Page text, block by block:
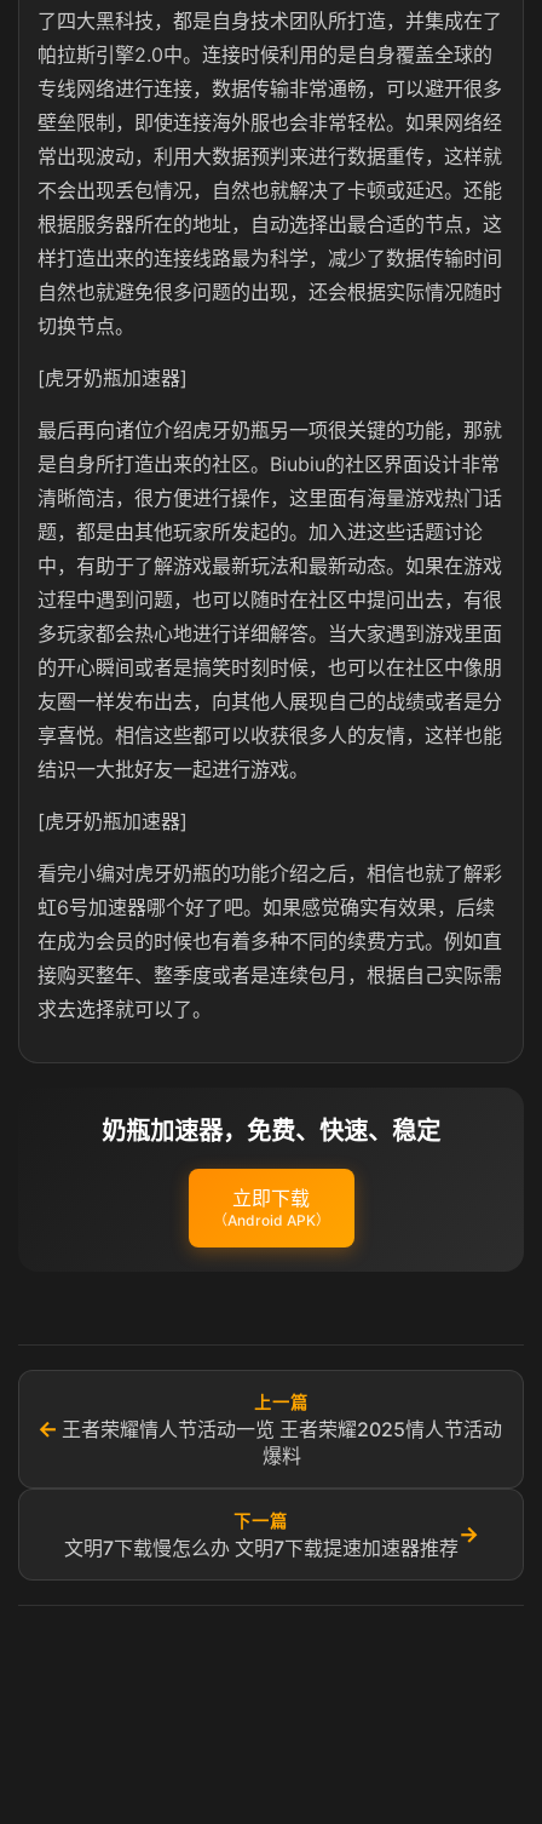
了四大黑科技，都是自身技术团队所打造，并集成在了
帕拉斯引擎2.0中。连接时候利用的是自身覆盖全球的
专线网络进行连接，数据传输非常通畅，可以避开很多
壁垒限制，即使连接海外服也会非常轻松。如果网络经
常出现波动，利用大数据预判来进行数据重传，这样就
不会出现丢包情况，自然也就解决了卡顿或延迟。还能
根据服务器所在的地址，自动选择出最合适的节点，这
样打造出来的连接线路最为科学，减少了数据传输时间
自然也就避免很多问题的出现，还会根据实际情况随时
切换节点。
[虎牙奶瓶加速器]
最后再向诸位介绍虎牙奶瓶另一项很关键的功能，那就
是自身所打造出来的社区。Biubiu的社区界面设计非常
清晰简洁，很方便进行操作，这里面有海量游戏热门话
题，都是由其他玩家所发起的。加入进这些话题讨论
中，有助于了解游戏最新玩法和最新动态。如果在游戏
过程中遇到问题，也可以随时在社区中提问出去，有很
多玩家都会热心地进行详细解答。当大家遇到游戏里面
的开心瞬间或者是搞笑时刻时候，也可以在社区中像朋
友圈一样发布出去，向其他人展现自己的战绩或者是分
享喜悦。相信这些都可以收获很多人的友情，这样也能
结识一大批好友一起进行游戏。
[虎牙奶瓶加速器]
看完小编对虎牙奶瓶的功能介绍之后，相信也就了解彩
虹6号加速器哪个好了吧。如果感觉确实有效果，后续
在成为会员的时候也有着多种不同的续费方式。例如直
接购买整年、整季度或者是连续包月，根据自己实际需
求去选择就可以了。
奶瓶加速器，免费、快速、稳定
立即下载
（Android APK）
←
上一篇
王者荣耀情人节活动一览 王者荣耀2025情人节活动
爆料
下一篇
文明7下载慢怎么办 文明7下载提速加速器推荐
→